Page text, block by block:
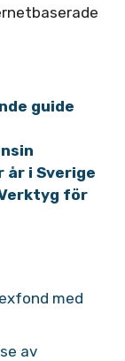
guide
år i Sverige
för
med
av